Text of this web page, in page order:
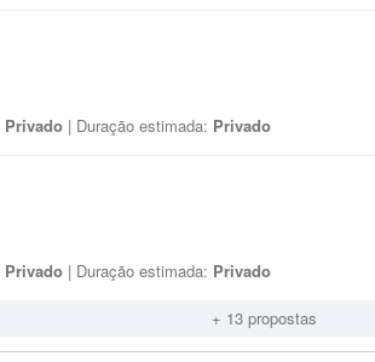
Privado | Duração estimada: Privado
Privado | Duração estimada: Privado
+ 13 propostas